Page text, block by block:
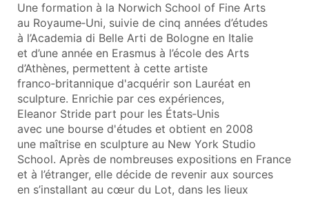
Une formation à la Norwich School of Fine Arts
au Royaume‑Uni, suivie de cinq années d’études
à l’Academia di Belle Arti de Bologne en Italie
et d’une année en Erasmus à l’école des Arts
d’Athènes, permettent à cette artiste
franco‑britannique d'acquérir son Lauréat en
sculpture. Enrichie par ces expériences,
Eleanor Stride part pour les États‑Unis
avec une bourse d'études et obtient en 2008
une maîtrise en sculpture au New York Studio
School. Après de nombreuses expositions en France
et à l’étranger, elle décide de revenir aux sources
en s’installant au cœur du Lot, dans les lieux